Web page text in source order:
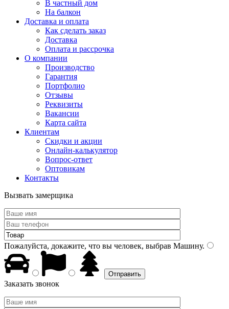
В частный дом
На балкон
Доставка и оплата
Как сделать заказ
Доставка
Оплата и рассрочка
О компании
Производство
Гарантия
Портфолио
Отзывы
Реквизиты
Вакансии
Карта сайта
Клиентам
Скидки и акции
Онлайн-калькулятор
Вопрос-ответ
Оптовикам
Контакты
Вызвать замерщика
Пожалуйста, докажите, что вы человек, выбрав Машину.
Заказать звонок